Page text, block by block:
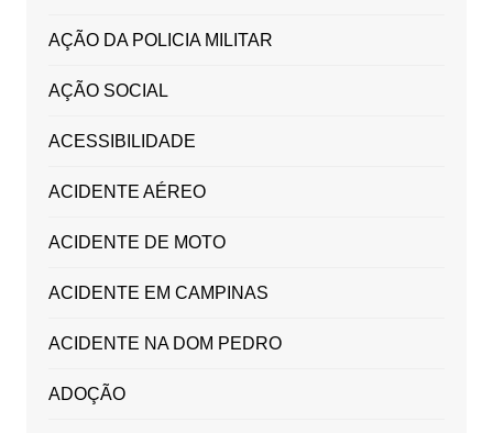
AÇÃO DA POLICIA MILITAR
AÇÃO SOCIAL
ACESSIBILIDADE
ACIDENTE AÉREO
ACIDENTE DE MOTO
ACIDENTE EM CAMPINAS
ACIDENTE NA DOM PEDRO
ADOÇÃO